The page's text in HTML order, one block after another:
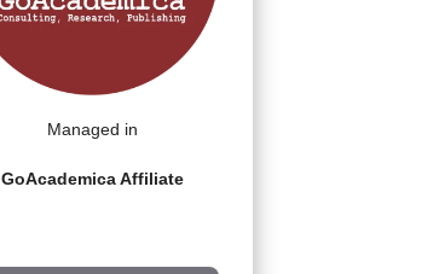
Managed in
GoAcademica Affiliate